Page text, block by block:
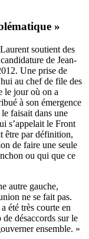
»
soutient des
de Jean-
Une prise de
au chef de file des
le jour où on a
à son émergence
faisait dans une
s’appelait le Front
être par définition,
de faire une seule
ou qui que ce
autre gauche,
ne se fait pas.
été très courte en
désaccords sur le
ensemble. »